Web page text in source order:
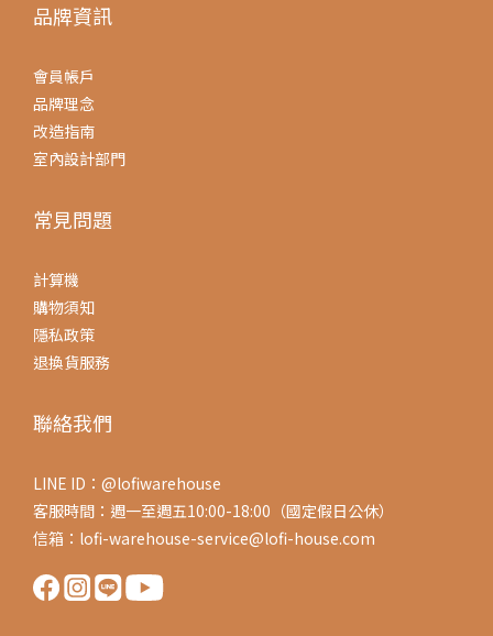
品牌資訊
會員帳戶
品牌理念
改造指南
室內設計部門
常見問題
計算機
購物須知
隱私政策
退換貨服務
聯絡我們
LINE ID：@lofiwarehouse
客服時間：週一至週五10:00-18:00（國定假日公休）
信箱：lofi-warehouse-service@lofi-house.com